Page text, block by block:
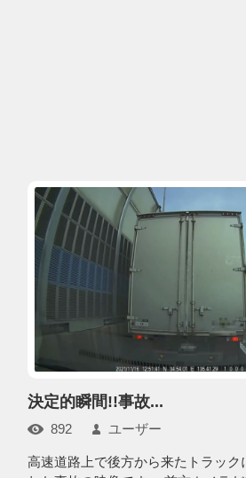
決定的瞬間!!事故...
892 ユーザー
高速道路上で後方から来たトラック